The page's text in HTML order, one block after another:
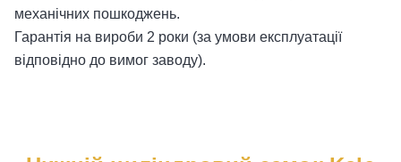
механічних пошкоджень.
Гарантія на вироби 2 роки (за умови експлуатації
відповідно до вимог заводу).